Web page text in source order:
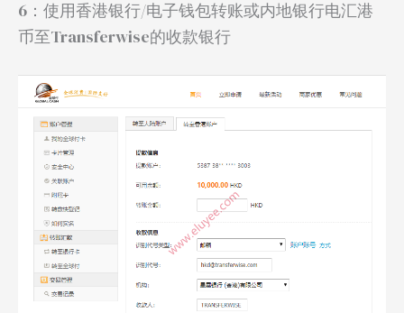
6：使用香港银行/电子钱包转账或内地银行电汇港
币至Transferwise的收款银行